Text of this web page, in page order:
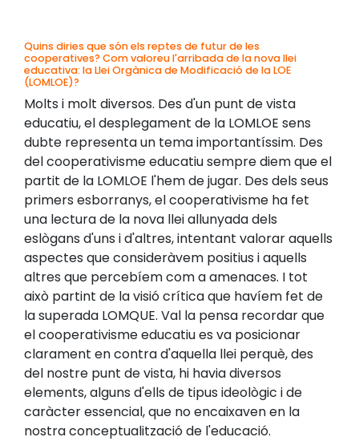
Quins diries que són els reptes de futur de les
cooperatives? Com valoreu l'arribada de la nova llei
educativa: la Llei Orgànica de Modificació de la LOE
(LOMLOE)?
Molts i molt diversos. Des d'un punt de vista
educatiu, el desplegament de la LOMLOE sens
dubte representa un tema importantíssim. Des
del cooperativisme educatiu sempre diem que el
partit de la LOMLOE l'hem de jugar. Des dels seus
primers esborranys, el cooperativisme ha fet
una lectura de la nova llei allunyada dels
eslògans d'uns i d'altres, intentant valorar aquells
aspectes que consideràvem positius i aquells
altres que percebíem com a amenaces. I tot
això partint de la visió crítica que havíem fet de
la superada LOMQUE. Val la pensa recordar que
el cooperativisme educatiu es va posicionar
clarament en contra d'aquella llei perquè, des
del nostre punt de vista, hi havia diversos
elements, alguns d'ells de tipus ideològic i de
caràcter essencial, que no encaixaven en la
nostra conceptualització de l'educació.